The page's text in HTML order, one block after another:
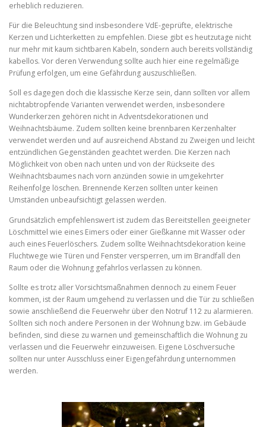
erheblich reduzieren.
Für die Beleuchtung sind insbesondere VdE-geprüfte, elektrische
Kerzen und Lichterketten zu empfehlen. Diese gibt es heutzutage nicht
nur mehr mit kaum sichtbaren Kabeln, sondern auch bereits vollständig
kabellos. Vor deren Verwendung sollte auch hier eine regelmäßige
Prüfung erfolgen, um eine Gefährdung auszuschließen.
Soll es dagegen doch die klassische Kerze sein, dann sollten vor allem
nichtabtropfende Varianten verwendet werden, insbesondere
Wunderkerzen gehören nicht in Adventsdekorationen und
Weihnachtsbäume. Zudem sollten keine brennbaren Kerzenhalter
verwendet werden und auf ausreichend Abstand zu Zweigen und leicht
entzündlichen Gegenständen geachtet werden. Die Kerzen nach
Möglichkeit von oben nach unten und von der Rückseite des
Weihnachtsbaumes nach vorn anzünden sowie in umgekehrter
Reihenfolge löschen. Brennende Kerzen sollten unter keinen
Umständen unbeaufsichtigt gelassen werden.
Grundsätzlich empfehlenswert ist zudem das Bereitstellen geeigneter
Löschmittel wie eines Eimers oder einer Gießkanne mit Wasser oder
auch eines Feuerlöschers. Zudem sollte Weihnachtsdekoration keine
Fluchtwege wie Türen und Fenster versperren, um im Brandfall den
Raum oder die Wohnung gefahrlos verlassen zu können.
Sollte es trotz aller Vorsichtsmaßnahmen dennoch zu einem Feuer
kommen, ist der Raum umgehend zu verlassen und die Tür zu schließen
sowie anschließend die Feuerwehr über den Notruf 112 zu alarmieren.
Sollten sich noch andere Personen in der Wohnung bzw. im Gebäude
befinden, sind diese zu warnen und gemeinschaftlich die Wohnung zu
verlassen und die Feuerwehr einzuweisen. Eigene Löschversuche
sollten nur unter Ausschluss einer Eigengefährdung unternommen
werden.